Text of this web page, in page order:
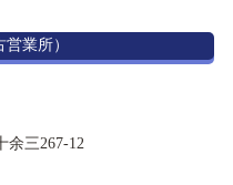
業所）
余三267-12